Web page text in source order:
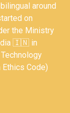
around
on
the Ministry
🇮🇳 in
Code)